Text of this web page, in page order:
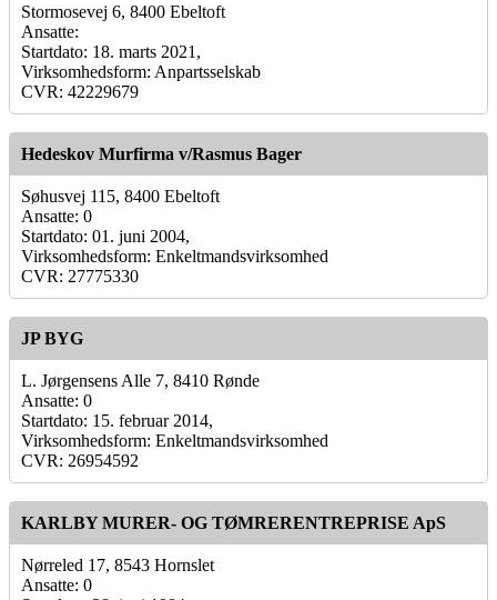
Stormosevej 6, 8400 Ebeltoft
Ansatte:
Startdato: 18. marts 2021,
Virksomhedsform: Anpartsselskab
CVR: 42229679
Hedeskov Murfirma v/Rasmus Bager
Søhusvej 115, 8400 Ebeltoft
Ansatte: 0
Startdato: 01. juni 2004,
Virksomhedsform: Enkeltmandsvirksomhed
CVR: 27775330
JP BYG
L. Jørgensens Alle 7, 8410 Rønde
Ansatte: 0
Startdato: 15. februar 2014,
Virksomhedsform: Enkeltmandsvirksomhed
CVR: 26954592
KARLBY MURER- OG TØMRERENTREPRISE ApS
Nørreled 17, 8543 Hornslet
Ansatte: 0